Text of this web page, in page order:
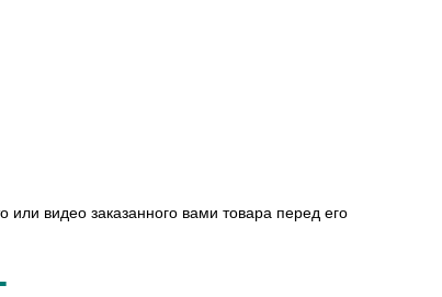
видео заказанного вами товара перед его